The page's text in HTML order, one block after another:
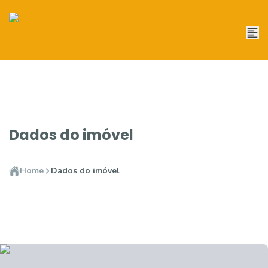
Dados do imóvel
Home Dados do imóvel